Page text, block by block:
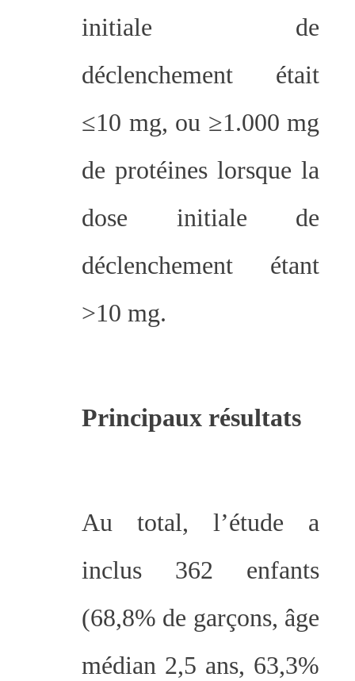
initiale de
déclenchement était
≤10 mg, ou ≥1.000 mg
de protéines lorsque la
dose initiale de
déclenchement étant
>10 mg.
Principaux résultats
Au total, l’étude a
inclus 362 enfants
(68,8% de garçons, âge
médian 2,5 ans, 63,3%